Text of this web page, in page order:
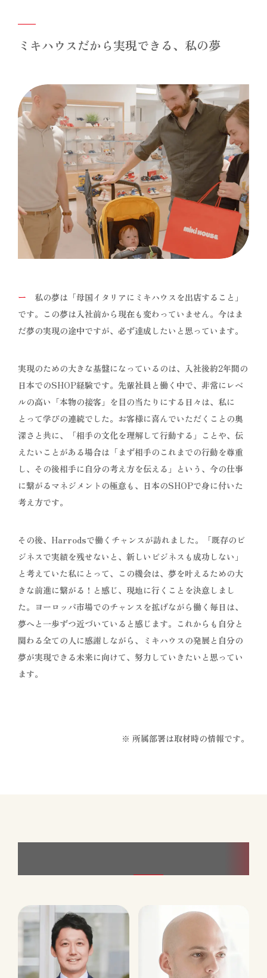
ミキハウスだから実現できる、私の夢
ー 私の夢は「母国イタリアにミキハウスを出店すること」
です。この夢は入社前から現在も変わっていません。今はま
だ夢の実現の途中ですが、必ず達成したいと思っています。
実現のための大きな基盤になっているのは、入社後約2年間の
日本でのSHOP経験です。先輩社員と働く中で、非常にレベ
ルの高い「本物の接客」を目の当たりにする日々は、私に
とって学びの連続でした。お客様に喜んでいただくことの奥
深さと共に、「相手の文化を理解して行動する」ことや、伝
えたいことがある場合は「まず相手のこれまでの行動を尊重
し、その後相手に自分の考え方を伝える」という、今の仕事
に繋がるマネジメントの極意も、日本のSHOPで身に付いた
考え方です。
その後、Harrodsで働くチャンスが訪れました。「既存のビ
ジネスで実績を残せないと、新しいビジネスも成功しない」
と考えていた私にとって、この機会は、夢を叶えるための大
きな前進に繋がる！と感じ、現地に行くことを決意しまし
た。ヨーロッパ市場でのチャンスを拡げながら働く毎日は、
夢へと一歩ずつ近づいていると感じます。これからも自分と
関わる全ての人に感謝しながら、ミキハウスの発展と自分の
夢が実現できる未来に向けて、努力していきたいと思ってい
ます。
※ 所属部署は取材時の情報です。